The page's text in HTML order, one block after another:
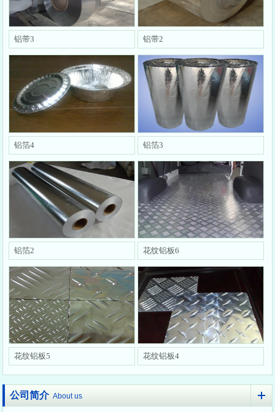
铝带3 铝带2
铝箔4 铝箔3
铝箔2 花纹铝板6
花纹铝板5 花纹铝板4
公司简介 About us